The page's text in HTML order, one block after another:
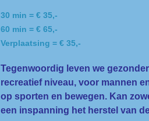
30 min = € 35,-
60 min = € 65,-
Verplaatsing = € 35,-
Tegenwoordig leven we
recreatief niveau, voor mannen
op sporten en bewegen. Kan
een inspanning het herstel van